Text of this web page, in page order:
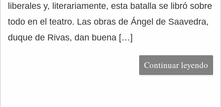
liberales y, literariamente, esta batalla se libró sobre
todo en el teatro. Las obras de Ángel de Saavedra,
duque de Rivas, dan buena […]
Continuar leyendo